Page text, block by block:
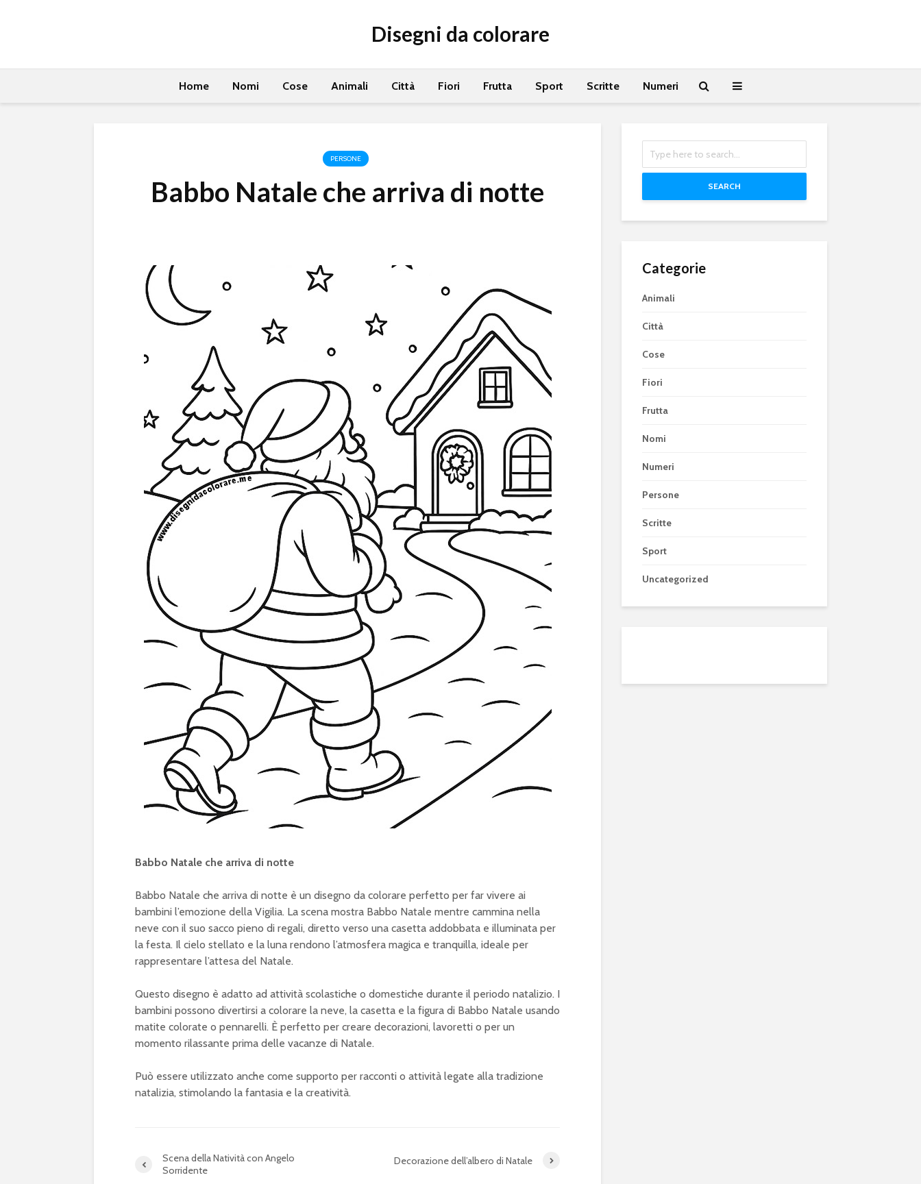
Disegni da colorare
Home Nomi Cose Animali Città Fiori Frutta Sport Scritte Numeri
PERSONE
Babbo Natale che arriva di notte
Babbo Natale che arriva di notte
Babbo Natale che arriva di notte è un disegno da colorare perfetto per far vivere ai
bambini l’emozione della Vigilia. La scena mostra Babbo Natale mentre cammina nella
neve con il suo sacco pieno di regali, diretto verso una casetta addobbata e illuminata per
la festa. Il cielo stellato e la luna rendono l’atmosfera magica e tranquilla, ideale per
rappresentare l’attesa del Natale.
Questo disegno è adatto ad attività scolastiche o domestiche durante il periodo natalizio. I
bambini possono divertirsi a colorare la neve, la casetta e la figura di Babbo Natale usando
matite colorate o pennarelli. È perfetto per creare decorazioni, lavoretti o per un
momento rilassante prima delle vacanze di Natale.
Può essere utilizzato anche come supporto per racconti o attività legate alla tradizione
natalizia, stimolando la fantasia e la creatività.
Scena della Natività con Angelo
Sorridente
Decorazione dell’albero di Natale
SEARCH
Categorie
Animali
Città
Cose
Fiori
Frutta
Nomi
Numeri
Persone
Scritte
Sport
Uncategorized